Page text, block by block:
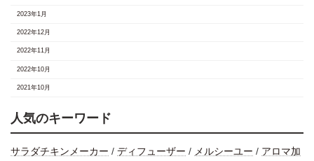
2023年1月
2022年12月
2022年11月
2022年10月
2021年10月
人気のキーワード
サラダチキンメーカー / ディフューザー / メルシーユー / アロマ加